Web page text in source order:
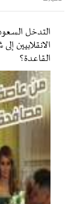
التدخل
الانقلابيين
القاعدة؟